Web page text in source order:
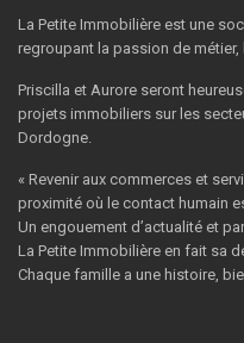
La Petite Immobilière est une
regroupant la passion de
Priscilla et Aurore seront
projets immobiliers sur les
Dordogne.
« Revenir aux commerces et
proximité où le contact humain
Un engouement d’actualité et
La Petite Immobilière en fait sa
Chaque famille a une histoire,